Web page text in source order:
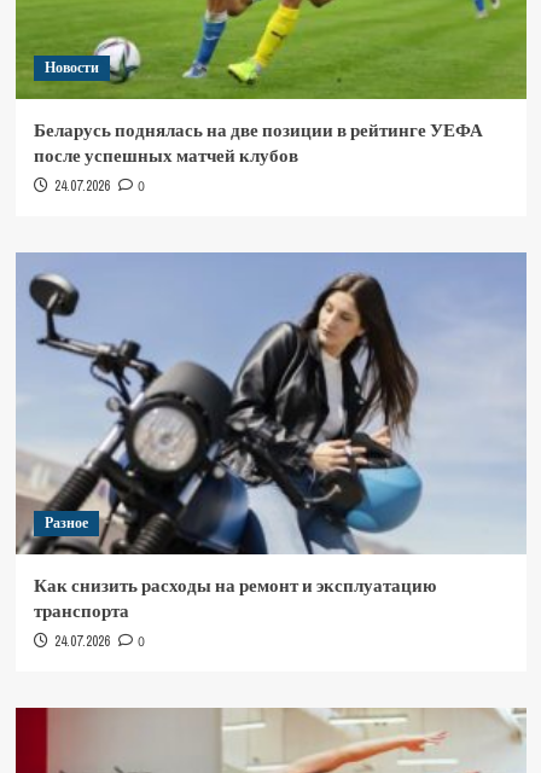
Новости
Беларусь поднялась на две позиции в рейтинге УЕФА
после успешных матчей клубов
24.07.2026 0
Разное
Как снизить расходы на ремонт и эксплуатацию
транспорта
24.07.2026 0